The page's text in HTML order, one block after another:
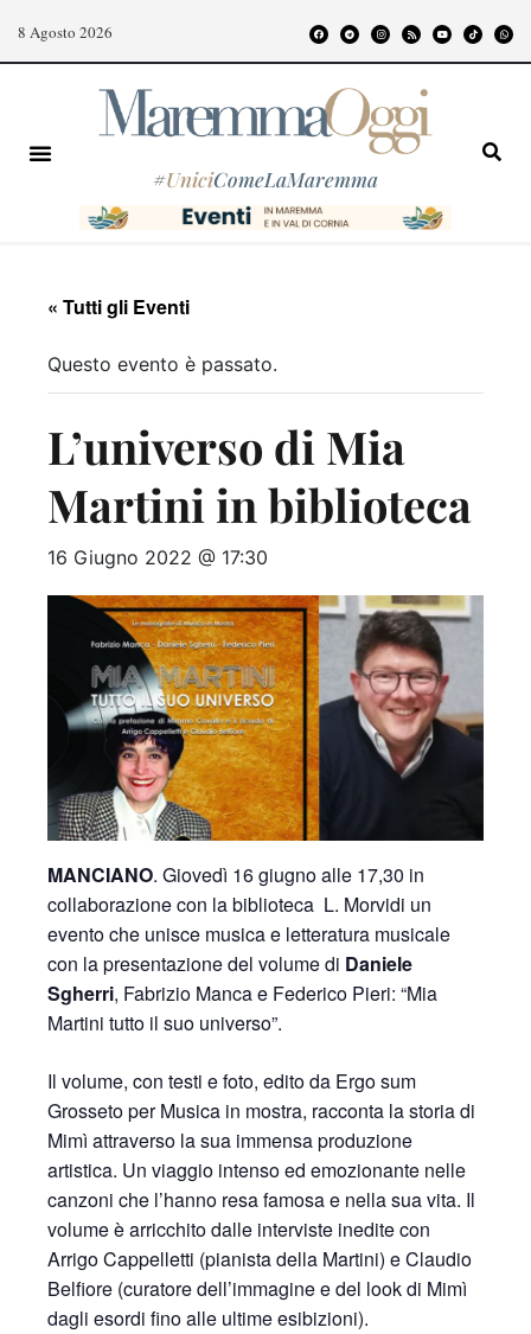
8 Agosto 2026
#UniciComeLaMaremma
« Tutti gli Eventi
Questo evento è passato.
L’universo di Mia
Martini in biblioteca
16 Giugno 2022 @ 17:30
MANCIANO. Giovedì 16 giugno alle 17,30 in
collaborazione con la biblioteca L. Morvidi un
evento che unisce musica e letteratura musicale
con la presentazione del volume di Daniele
Sgherri, Fabrizio Manca e Federico Pieri: “Mia
Martini tutto il suo universo”.
Il volume, con testi e foto, edito da Ergo sum
Grosseto per Musica in mostra, racconta la storia di
Mimì attraverso la sua immensa produzione
artistica. Un viaggio intenso ed emozionante nelle
canzoni che l’hanno resa famosa e nella sua vita. Il
volume è arricchito dalle interviste inedite con
Arrigo Cappelletti (pianista della Martini) e Claudio
Belfiore (curatore dell’immagine e del look di Mimì
dagli esordi fino alle ultime esibizioni).